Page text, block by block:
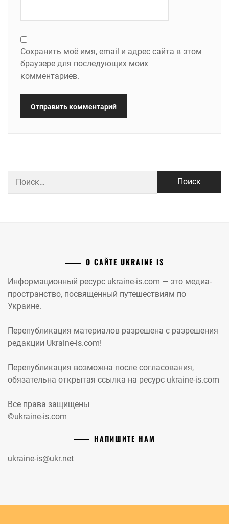
Сохранить моё имя, email и адрес сайта в этом
браузере для последующих моих
комментариев.
О САЙТЕ UKRAINE IS
Информационный ресурс ukraine-is.com — это медиа-
пространство, посвященный путешествиям по
Украине.
Перепубликация материалов разрешена с разрешения
редакции Ukraine-is.com!
Перепубликация возможна после согласования,
обязательна открытая ссылка на ресурс ukraine-is.com
Все права защищены
©ukraine-is.com
НАПИШИТЕ НАМ
ukraine-is@ukr.net